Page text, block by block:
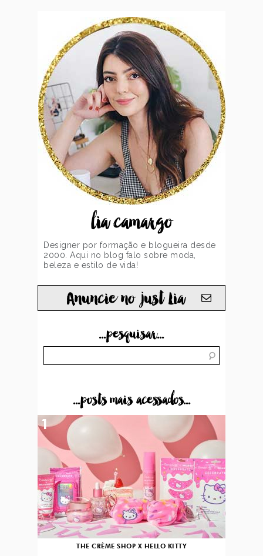
lia camargo
Designer por formação e blogueira desde
2000. Aqui no blog falo sobre moda,
beleza e estilo de vida!
Anuncie no just Lia
...pesquisar...
...posts mais acessados...
THE CRÈME SHOP X HELLO KITTY
1